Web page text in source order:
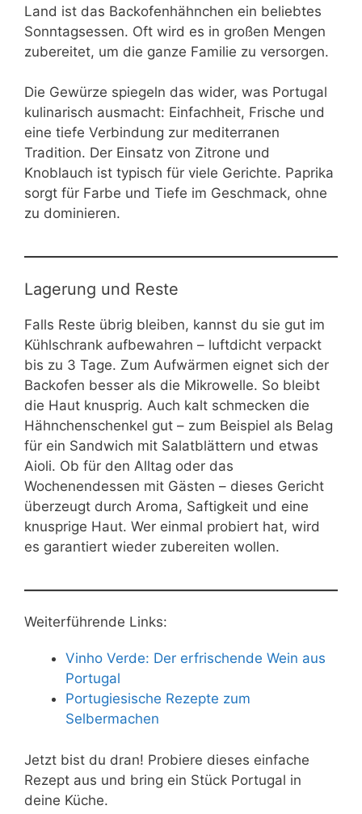
Land ist das Backofenhähnchen ein beliebtes
Sonntagsessen. Oft wird es in großen Mengen
zubereitet, um die ganze Familie zu versorgen.
Die Gewürze spiegeln das wider, was Portugal
kulinarisch ausmacht: Einfachheit, Frische und
eine tiefe Verbindung zur mediterranen
Tradition. Der Einsatz von Zitrone und
Knoblauch ist typisch für viele Gerichte. Paprika
sorgt für Farbe und Tiefe im Geschmack, ohne
zu dominieren.
Lagerung und Reste
Falls Reste übrig bleiben, kannst du sie gut im
Kühlschrank aufbewahren – luftdicht verpackt
bis zu 3 Tage. Zum Aufwärmen eignet sich der
Backofen besser als die Mikrowelle. So bleibt
die Haut knusprig. Auch kalt schmecken die
Hähnchenschenkel gut – zum Beispiel als Belag
für ein Sandwich mit Salatblättern und etwas
Aioli. Ob für den Alltag oder das
Wochenendessen mit Gästen – dieses Gericht
überzeugt durch Aroma, Saftigkeit und eine
knusprige Haut. Wer einmal probiert hat, wird
es garantiert wieder zubereiten wollen.
Weiterführende Links:
Vinho Verde: Der erfrischende Wein aus
Portugal
Portugiesische Rezepte zum
Selbermachen
Jetzt bist du dran! Probiere dieses einfache
Rezept aus und bring ein Stück Portugal in
deine Küche.